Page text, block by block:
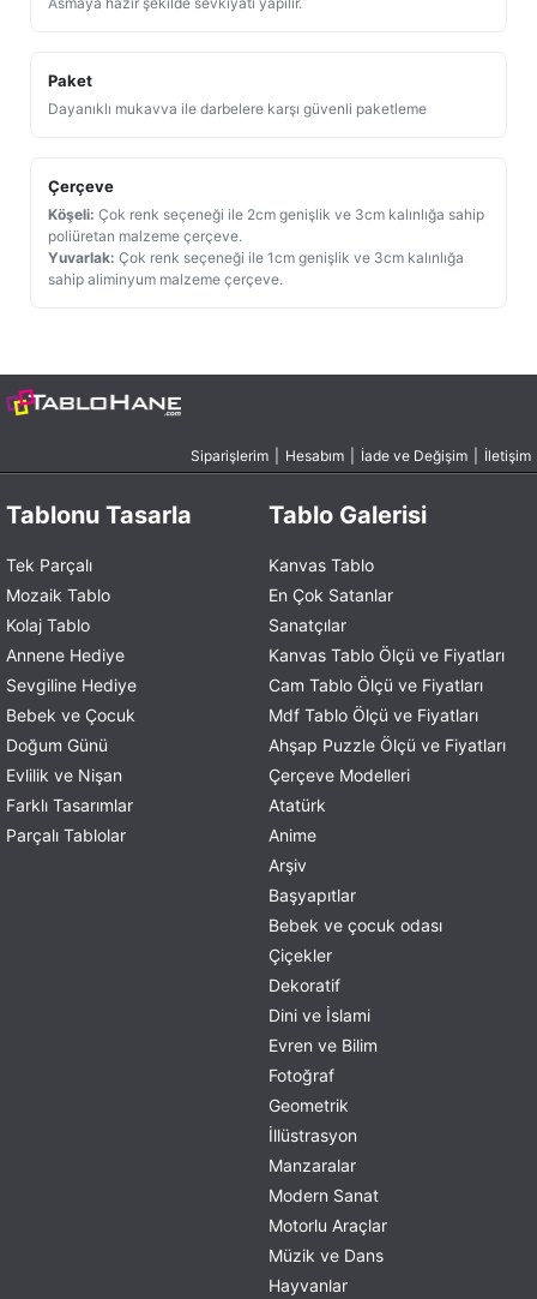
Paket
Dayanıklı mukavva ile darbelere karşı güvenli paketleme
Çerçeve
Köşeli: Çok renk seçeneği ile 2cm genişlik ve 3cm kalınlığa sahip
poliüretan malzeme çerçeve.
Yuvarlak: Çok renk seçeneği ile 1cm genişlik ve 3cm kalınlığa
sahip aliminyum malzeme çerçeve.
Siparişlerim Hesabım İade ve Değişim İletişim
Tablonu Tasarla
Tek Parçalı
Mozaik Tablo
Kolaj Tablo
Annene Hediye
Sevgiline Hediye
Bebek ve Çocuk
Doğum Günü
Evlilik ve Nişan
Farklı Tasarımlar
Parçalı Tablolar
Tablo Galerisi
Kanvas Tablo
En Çok Satanlar
Sanatçılar
Kanvas Tablo Ölçü ve Fiyatları
Cam Tablo Ölçü ve Fiyatları
Mdf Tablo Ölçü ve Fiyatları
Ahşap Puzzle Ölçü ve Fiyatları
Çerçeve Modelleri
Atatürk
Anime
Arşiv
Başyapıtlar
Bebek ve çocuk odası
Çiçekler
Dekoratif
Dini ve İslami
Evren ve Bilim
Fotoğraf
Geometrik
İllüstrasyon
Manzaralar
Modern Sanat
Motorlu Araçlar
Müzik ve Dans
Hayvanlar